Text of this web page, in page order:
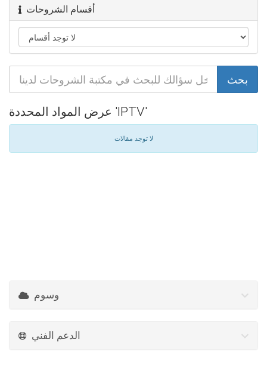
أقسام الشروحات
عرض المواد المحددة 'IPTV'
لا توجد مقالات
وسوم
الدعم الفني